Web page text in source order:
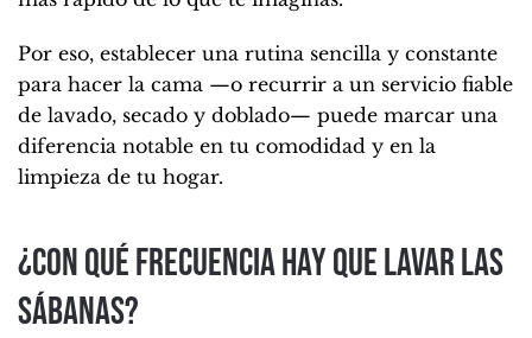
Por eso, establecer una rutina sencilla y constante
para hacer la cama —o recurrir a un servicio fiable
de lavado, secado y doblado— puede marcar una
diferencia notable en tu comodidad y en la
limpieza de tu hogar.
¿Con qué frecuencia hay que lavar las
sábanas?